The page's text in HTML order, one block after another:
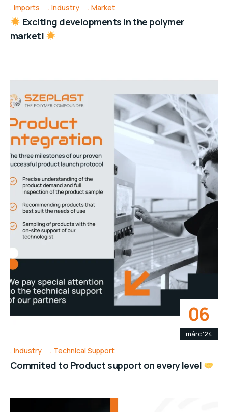
Imports Industry Market
Exciting developments in the polymer
market!
06
márc '24
Industry Technical Support
Commited to Product support on every level